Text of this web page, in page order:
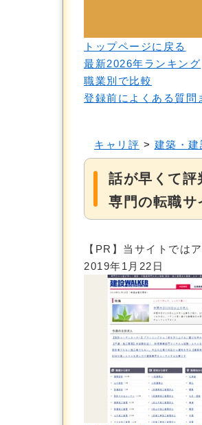
トップページに戻る
最新2026年ランキング
職業別で比較
登録前によくある質問
キャリ評 > 建築・建
話が早くて
専門の転職サ
【PR】当サイトでは
2019年1月22日